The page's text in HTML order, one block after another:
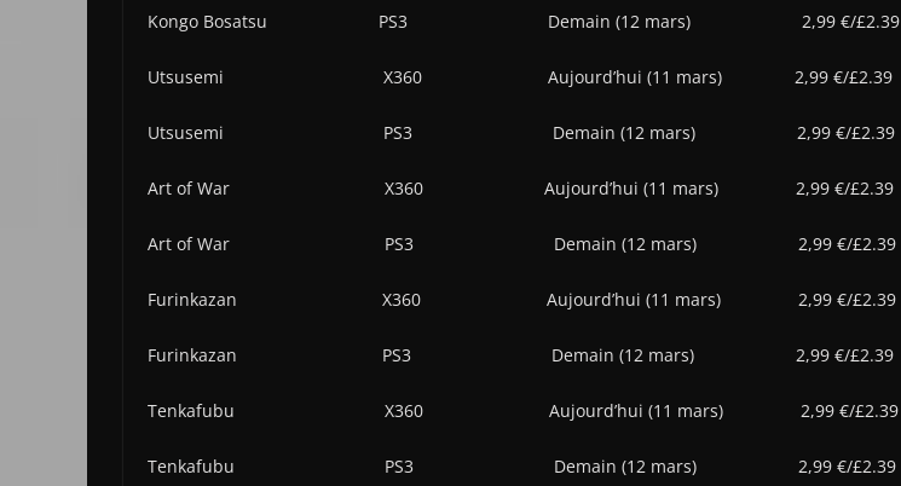
Kongo Bosatsu PS3 Demain (12 mars) 2,99 €/£2.39
Utsusemi X360 Aujourd’hui (11 mars) 2,99 €/£2.39
Utsusemi PS3 Demain (12 mars) 2,99 €/£2.39
Art of War X360 Aujourd’hui (11 mars) 2,99 €/£2.39
Art of War PS3 Demain (12 mars) 2,99 €/£2.39
Furinkazan X360 Aujourd’hui (11 mars) 2,99 €/£2.39
Furinkazan PS3 Demain (12 mars) 2,99 €/£2.39
Tenkafubu X360 Aujourd’hui (11 mars) 2,99 €/£2.39
Tenkafubu PS3 Demain (12 mars) 2,99 €/£2.39